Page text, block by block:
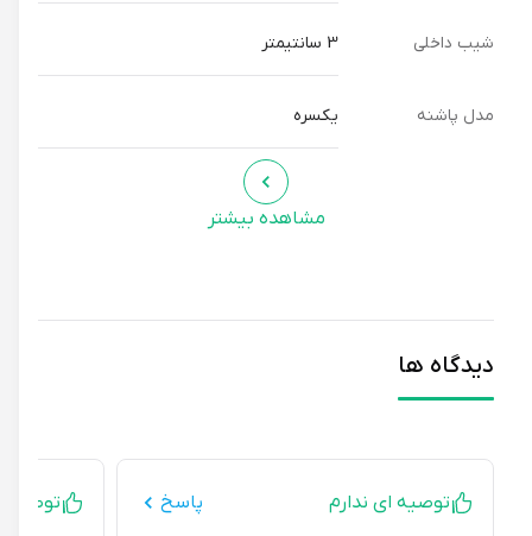
شیب داخلی
مدل پاشنه یکسره
مشاهده بیشتر
دیدگاه ها
توصیه ای ندارم پاسخ توصیه ای